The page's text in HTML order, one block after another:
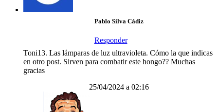
Pablo Silva Cádiz
Responder
Toni13. Las lámparas de luz ultravioleta. Cómo la que indicas
en otro post. Sirven para combatir este hongo?? Muchas
gracias
25/04/2024 a 02:16